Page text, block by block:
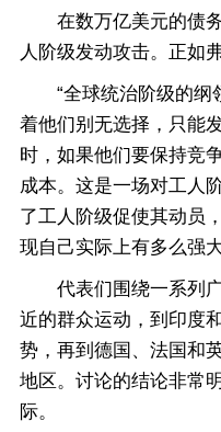
在数万亿美元的债务
人阶级发动攻击。正如
“全球统治阶级的纲
着他们别无选择，只能
时，如果他们要保持竞
成本。这是一场对工人
了工人阶级促使其动员
现自己实际上有多么强
代表们围绕一系列广
近的群众运动，到印度
势，再到德国、法国和
地区。讨论的结论非常
际。